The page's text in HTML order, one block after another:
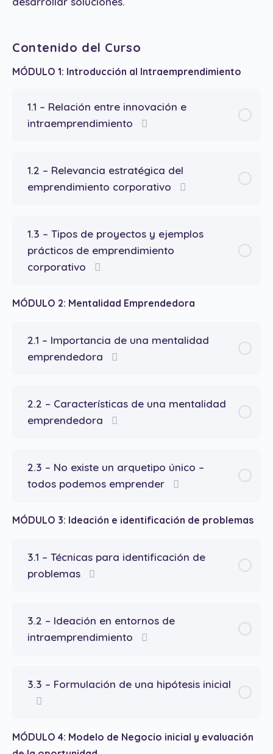
Contenido del Curso
MÓDULO 1: Introducción al Intraemprendimiento
1.1 – Relación entre innovación e
intraemprendimiento
1.2 – Relevancia estratégica del
emprendimiento corporativo
1.3 – Tipos de proyectos y ejemplos
prácticos de emprendimiento
corporativo
MÓDULO 2: Mentalidad Emprendedora
2.1 – Importancia de una mentalidad
emprendedora
2.2 – Características de una mentalidad
emprendedora
2.3 – No existe un arquetipo único –
todos podemos emprender
MÓDULO 3: Ideación e identificación de problemas
3.1 – Técnicas para identificación de
problemas
3.2 – Ideación en entornos de
intraemprendimiento
3.3 – Formulación de una hipótesis inicial
MÓDULO 4: Modelo de Negocio inicial y evaluación